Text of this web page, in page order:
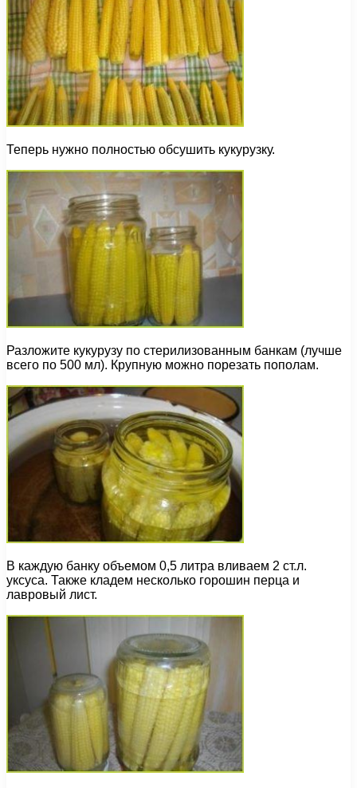
Теперь нужно полностью обсушить кукурузку.
Разложите кукурузу по стерилизованным банкам (лучше
всего по 500 мл). Крупную можно порезать пополам.
В каждую банку объемом 0,5 литра вливаем 2 ст.л.
уксуса. Также кладем несколько горошин перца и
лавровый лист.